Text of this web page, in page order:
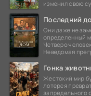
изменил свою
Последний
Они даже не
определенный
Четверо
Неведомая
Гонка
Жестокий мир
лотерея
запредельного